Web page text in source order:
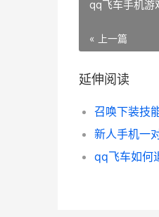
qq飞车手机游
« 上一篇
延伸阅读
召唤下装技
新人手机一
qq飞车如何